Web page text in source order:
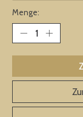
Menge: